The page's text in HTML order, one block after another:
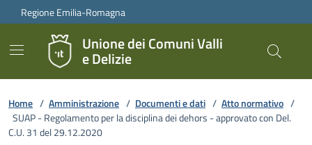
Vai ai contenuti
Vai al footer
Regione Emilia-Romagna
Unione dei Comuni Valli
e Delizie
Home / Amministrazione / Documenti e dati / Atto normativo /
SUAP - Regolamento per la disciplina dei dehors - approvato con Del.
C.U. 31 del 29.12.2020